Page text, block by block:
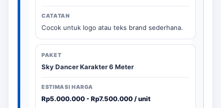
Cocok untuk logo atau teks brand sederhana.
Sky Dancer Karakter 6 Meter
Rp5.000.000 - Rp7.500.000 / unit